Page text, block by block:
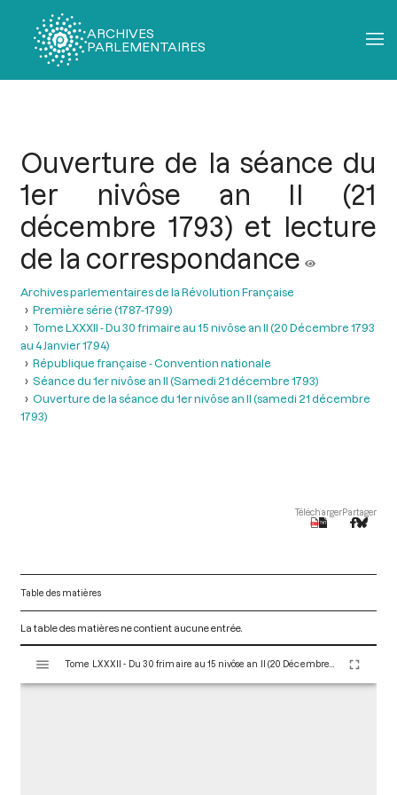
ARCHIVES
PARLEMENTAIRES
Ouverture de la séance du
1er nivôse an II (21
décembre 1793) et lecture
de la correspondance
Archives parlementaires de la Révolution Française
Première série (1787-1799)
Tome LXXXII - Du 30 frimaire au 15 nivôse an II (20 Décembre 1793
au 4 Janvier 1794)
République française - Convention nationale
Séance du 1er nivôse an II (Samedi 21 décembre 1793)
Ouverture de la séance du 1er nivôse an II (samedi 21 décembre
1793)
TéléchargerPartager
Table des matières
La table des matières ne contient aucune entrée.
s